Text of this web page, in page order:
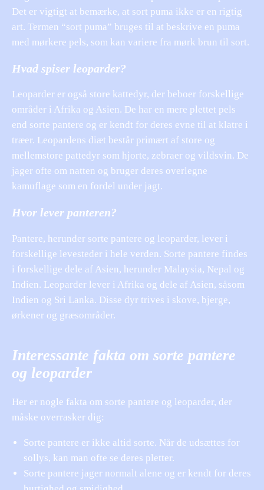
Det er vigtigt at bemærke, at sort puma ikke er en rigtig
art. Termen “sort puma” bruges til at beskrive en puma
med mørkere pels, som kan variere fra mørk brun til sort.
Hvad spiser leoparder?
Leoparder er også store kattedyr, der beboer forskellige
områder i Afrika og Asien. De har en mere plettet pels
end sorte pantere og er kendt for deres evne til at klatre i
træer. Leopardens diæt består primært af store og
mellemstore pattedyr som hjorte, zebraer og vildsvin. De
jager ofte om natten og bruger deres overlegne
kamuflage som en fordel under jagt.
Hvor lever panteren?
Pantere, herunder sorte pantere og leoparder, lever i
forskellige levesteder i hele verden. Sorte pantere findes
i forskellige dele af Asien, herunder Malaysia, Nepal og
Indien. Leoparder lever i Afrika og dele af Asien, såsom
Indien og Sri Lanka. Disse dyr trives i skove, bjerge,
ørkener og græsområder.
Interessante fakta om sorte pantere
og leoparder
Her er nogle fakta om sorte pantere og leoparder, der
måske overrasker dig:
Sorte pantere er ikke altid sorte. Når de udsættes for
sollys, kan man ofte se deres pletter.
Sorte pantere jager normalt alene og er kendt for deres